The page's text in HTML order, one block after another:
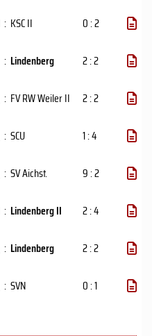
: KSC II
0 : 2
: Lindenberg
2 : 2
: FV RW Weiler II
2 : 2
: SCU
1 : 4
: SV Aichst.
9 : 2
: Lindenberg II
2 : 4
: Lindenberg
2 : 2
: SVN 0 : 1